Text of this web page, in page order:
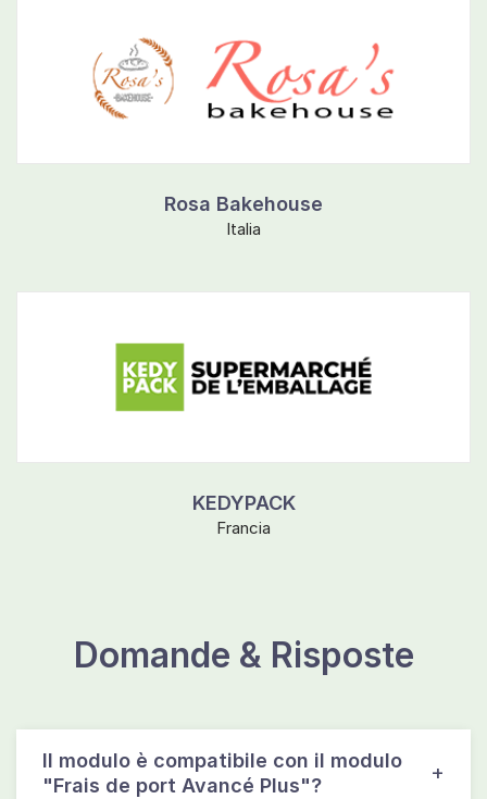
Rosa Bakehouse
Italia
KEDYPACK
Francia
Domande & Risposte
Il modulo è compatibile con il modulo
"Frais de port Avancé Plus"?